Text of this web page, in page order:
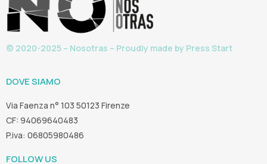
© 2020-2025 – Nosotras – Proudly made by Press Start
DOVE SIAMO
Via Faenza n° 103 50123 Firenze
CF: 94069640483
P.iva: 06805980486
FOLLOW US